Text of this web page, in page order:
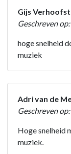
Gijs
Geschreven
hoge snelheid
muziek
Adri van de
Geschreven
Hoge snelheid
muziek.